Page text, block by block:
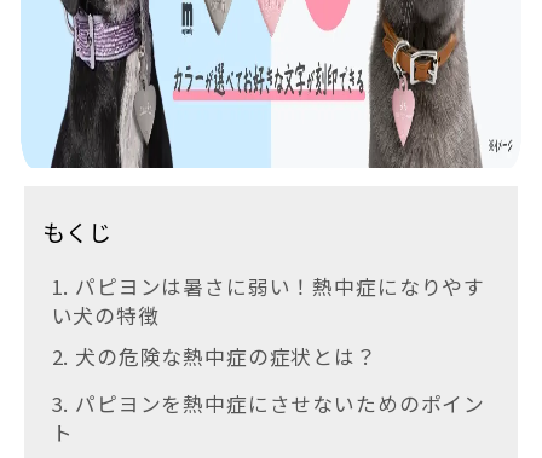
もくじ
1. パピヨンは暑さに弱い！熱中症になりやす
い犬の特徴
2. 犬の危険な熱中症の症状とは？
3. パピヨンを熱中症にさせないためのポイン
ト